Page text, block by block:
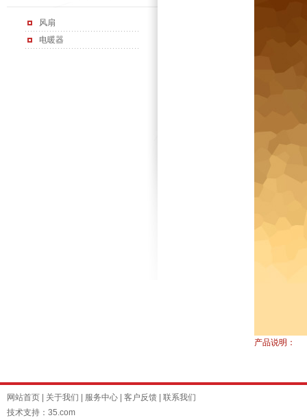
风扇
电暖器
产品说明：
网站首页 关于我们 服务中心 客户反馈
联系我们
技术支持：35.com